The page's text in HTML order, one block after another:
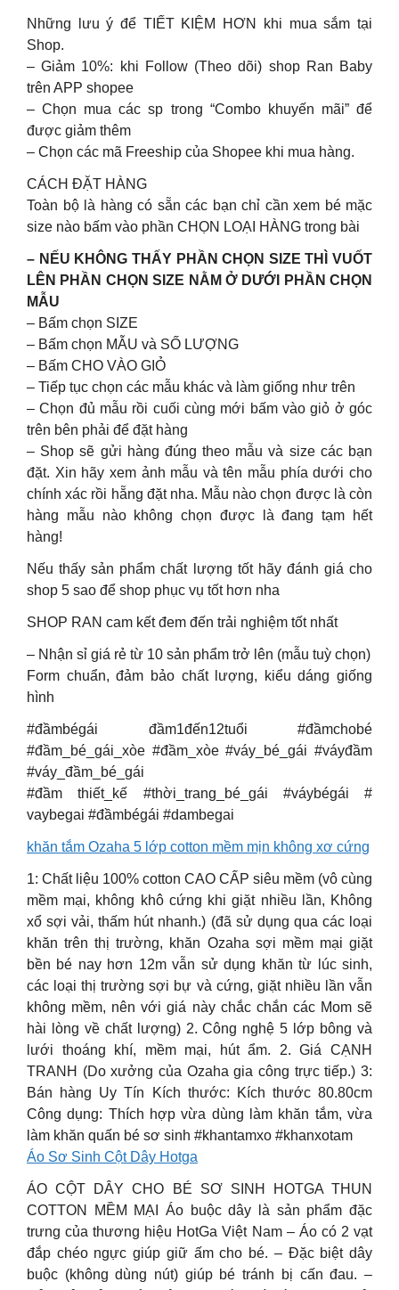
Những lưu ý để TIẾT KIỆM HƠN khi mua sắm tại
Shop.
– Giảm 10%: khi Follow (Theo dõi) shop Ran Baby
trên APP shopee
– Chọn mua các sp trong “Combo khuyến mãi” để
được giảm thêm
– Chọn các mã Freeship của Shopee khi mua hàng.
CÁCH ĐẶT HÀNG
Toàn bộ là hàng có sẵn các bạn chỉ cần xem bé mặc
size nào bấm vào phần CHỌN LOẠI HÀNG trong bài
– NẾU KHÔNG THẤY PHẦN CHỌN SIZE THÌ VUỐT
LÊN PHẦN CHỌN SIZE NẰM Ở DƯỚI PHẦN CHỌN
MẪU
– Bấm chọn SIZE
– Bấm chọn MẪU và SỐ LƯỢNG
– Bấm CHO VÀO GIỎ
– Tiếp tục chọn các mẫu khác và làm giống như trên
– Chọn đủ mẫu rồi cuối cùng mới bấm vào giỏ ở góc
trên bên phải để đặt hàng
– Shop sẽ gửi hàng đúng theo mẫu và size các bạn
đặt. Xin hãy xem ảnh mẫu và tên mẫu phía dưới cho
chính xác rồi hẵng đặt nha. Mẫu nào chọn được là còn
hàng mẫu nào không chọn được là đang tạm hết
hàng!
Nếu thấy sản phẩm chất lượng tốt hãy đánh giá cho
shop 5 sao để shop phục vụ tốt hơn nha
SHOP RAN cam kết đem đến trải nghiệm tốt nhất
– Nhận sỉ giá rẻ từ 10 sản phẩm trở lên (mẫu tuỳ chọn)
Form chuẩn, đảm bảo chất lượng, kiểu dáng giống
hình
#đầmbégái đầm1đến12tuổi #đầmchobé
#đầm_bé_gái_xòe #đầm_xòe #váy_bé_gái #váyđầm
#váy_đầm_bé_gái
#đầm thiết_kế #thời_trang_bé_gái #váybégái #
vaybegai #đầmbégái #dambegai
khăn tắm Ozaha 5 lớp cotton mềm mịn không xơ cứng
1: Chất liệu 100% cotton CAO CẤP siêu mềm (vô cùng
mềm mại, không khô cứng khi giặt nhiều lần, Không
xổ sợi vải, thấm hút nhanh.) (đã sử dụng qua các loại
khăn trên thị trường, khăn Ozaha sợi mềm mại giặt
bền bé nay hơn 12m vẫn sử dụng khăn từ lúc sinh,
các loại thị trường sợi bự và cứng, giặt nhiều lần vẫn
không mềm, nên với giá này chắc chắn các Mom sẽ
hài lòng về chất lượng) 2. Công nghệ 5 lớp bông và
lưới thoáng khí, mềm mại, hút ẩm. 2. Giá CẠNH
TRANH (Do xưởng của Ozaha gia công trực tiếp.) 3:
Bán hàng Uy Tín Kích thước: Kích thước 80.80cm
Công dụng: Thích hợp vừa dùng làm khăn tắm, vừa
làm khăn quấn bé sơ sinh #khantamxo #khanxotam
Áo Sơ Sinh Cột Dây Hotga
ÁO CỘT DÂY CHO BÉ SƠ SINH HOTGA THUN
COTTON MỀM MẠI Áo buộc dây là sản phẩm đặc
trưng của thương hiệu HotGa Việt Nam – Áo có 2 vạt
đắp chéo ngực giúp giữ ấm cho bé. – Đặc biệt dây
buộc (không dùng nút) giúp bé tránh bị cấn đau. –